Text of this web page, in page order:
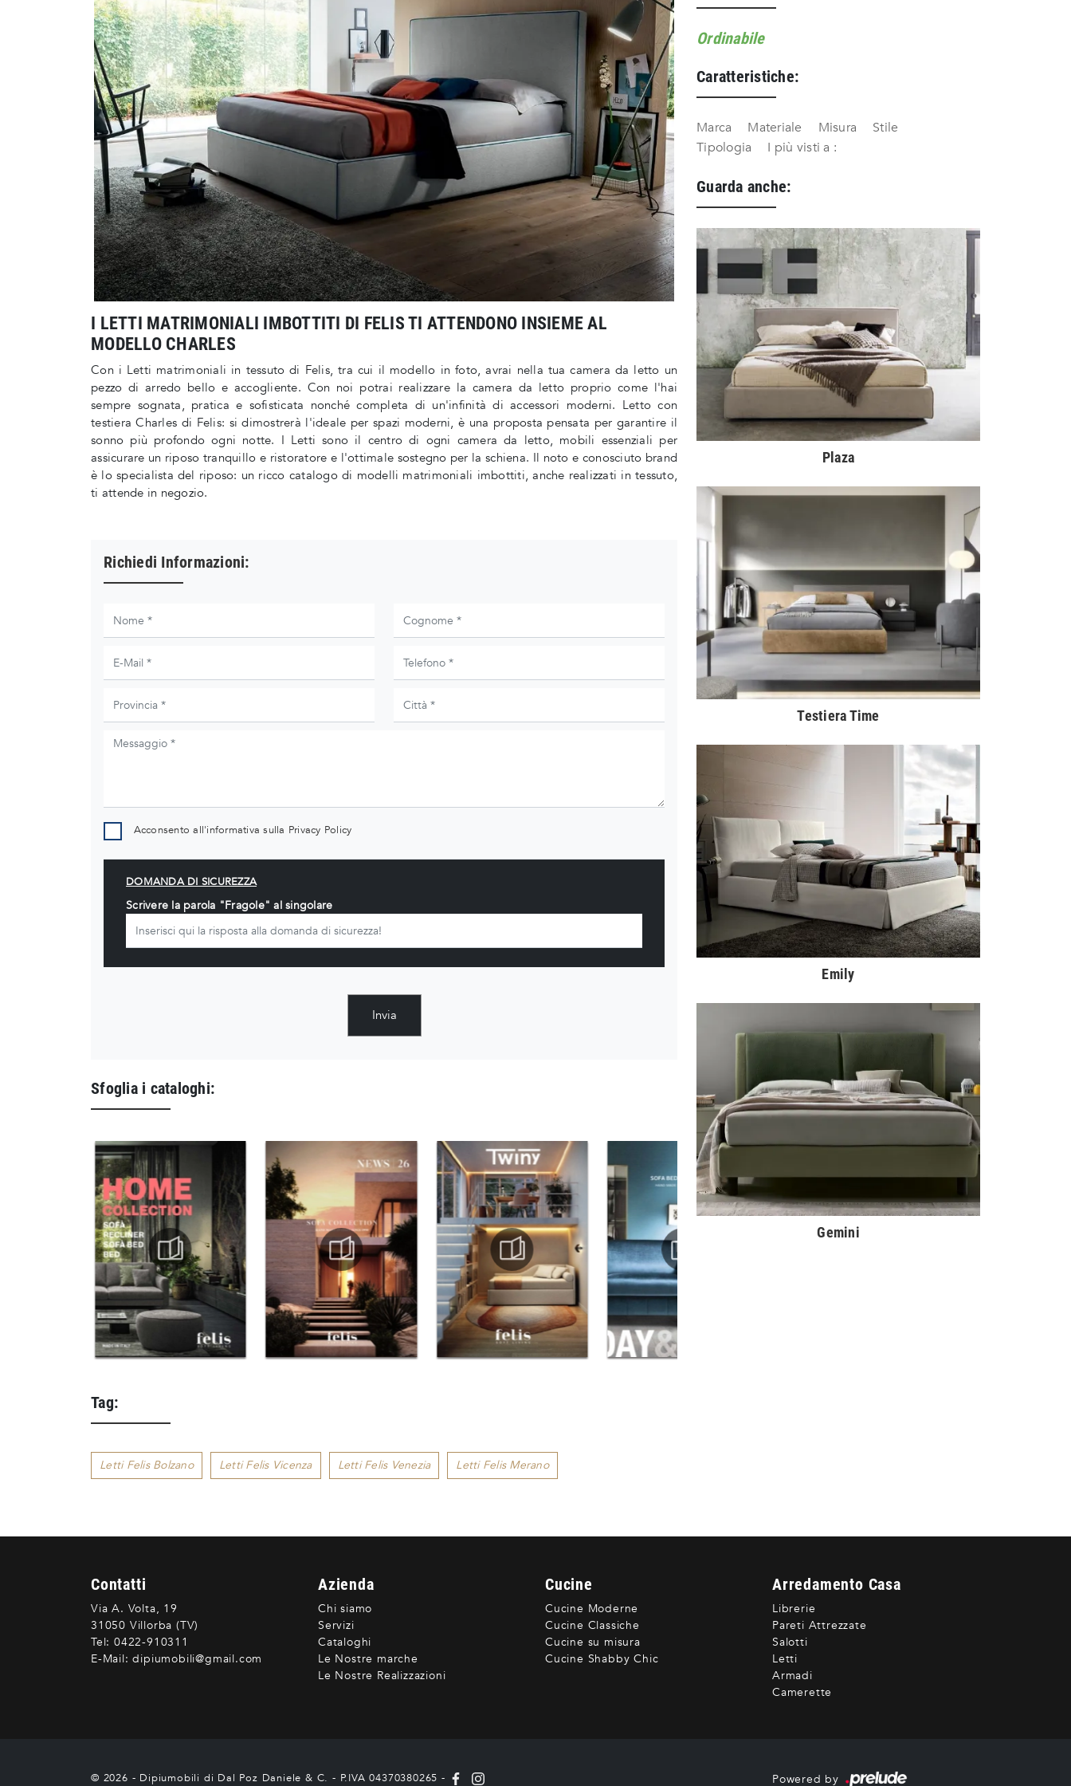
I LETTI MATRIMONIALI IMBOTTITI DI FELIS TI ATTENDONO INSIEME AL
MODELLO CHARLES
Con i Letti matrimoniali in tessuto di Felis, tra cui il modello in foto, avrai nella tua camera da letto un
pezzo di arredo bello e accogliente. Con noi potrai realizzare la camera da letto proprio come l'hai
sempre sognata, pratica e sofisticata nonché completa di un'infinità di accessori moderni. Letto con
testiera Charles di Felis: si dimostrerà l'ideale per spazi moderni, è una proposta pensata per garantire il
sonno più profondo ogni notte. I Letti sono il centro di ogni camera da letto, mobili essenziali per
assicurare un riposo tranquillo e ristoratore e l'ottimale sostegno per la schiena. Il noto e conosciuto brand
è lo specialista del riposo: un ricco catalogo di modelli matrimoniali imbottiti, anche realizzati in tessuto,
ti attende in negozio.
Richiedi Informazioni:
Acconsento all'informativa sulla Privacy Policy
DOMANDA DI SICUREZZA
Scrivere la parola "Fragole" al singolare
Invia
Sfoglia i cataloghi:
Tag:
Letti Felis Bolzano Letti Felis Vicenza Letti Felis Venezia Letti Felis Merano
Ordinabile
Caratteristiche:
Marca Materiale Misura
Stile
Tipologia
I più visti a :
Guarda anche:
Plaza
Testiera Time
Emily
Gemini
Contatti
Via A. Volta, 19
31050 Villorba (TV)
Tel: 0422-910311
E-Mail: dipiumobili@gmail.com
Azienda
Chi siamo
Servizi
Cataloghi
Le Nostre marche
Le Nostre Realizzazioni
Cucine
Cucine Moderne
Cucine Classiche
Cucine su misura
Cucine Shabby Chic
Arredamento Casa
Librerie
Pareti Attrezzate
Salotti
Letti
Armadi
Camerette
© 2026 - Dipiumobili di Dal Poz Daniele & C. - P.IVA 04370380265 - Powered by